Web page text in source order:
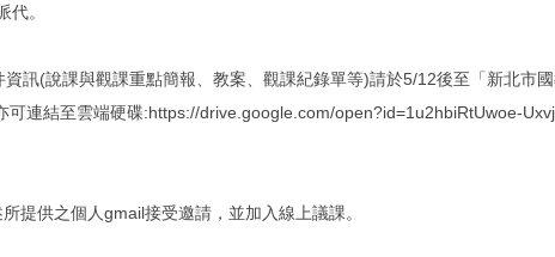
。
訊(說課與觀課重點簡報、教案、觀課紀錄單等)請於5/12後至「新北市
連結至雲端硬碟:https://drive.google.com/open?id=1u2hbiRtUwoe-
提供之個人gmail接受邀請，並加入線上議課。